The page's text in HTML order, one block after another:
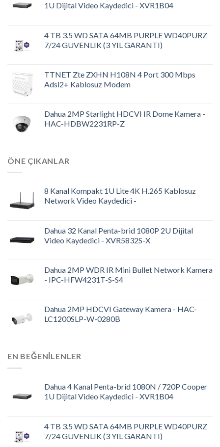
1U Dijital Video Kaydedici - XVR1B04
4 TB 3.5 WD SATA 64MB PURPLE WD40PURZ
7/24 GUVENLIK (3 YIL GARANTI)
TTNET Zte ZXHN H108N 4 Port 300 Mbps
Adsl2+ Kablosuz Modem
Dahua 2MP Starlight HDCVI IR Dome Kamera -
HAC-HDBW2231RP-Z
ÖNE ÇIKANLAR
8 Kanal Kompakt 1U Lite 4K H.265 Kablosuz
Network Video Kaydedici -
Dahua 32 Kanal Penta-brid 1080P 2U Dijital
Video Kaydedici - XVR5832S-X
Dahua 2MP WDR IR Mini Bullet Network Kamera
- IPC-HFW4231T-S-S4
Dahua 2MP HDCVI Gateway Kamera - HAC-
LC1200SLP-W-0280B
EN BEĞENILENLER
Dahua 4 Kanal Penta-brid 1080N / 720P Cooper
1U Dijital Video Kaydedici - XVR1B04
4 TB 3.5 WD SATA 64MB PURPLE WD40PURZ
7/24 GUVENLIK (3 YIL GARANTI)